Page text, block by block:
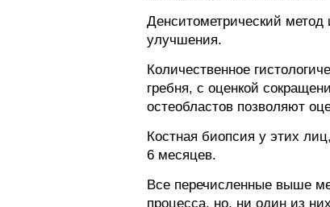
Денситометрический метод
улучшения.
Количественное
гребня, с оценкой
остеобластов позволяют
Костная биопсия у этих
6 месяцев.
Все перечисленные выше
процесса, но, ни один из